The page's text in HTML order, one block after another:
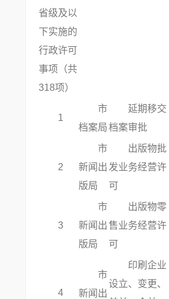
省级及以
下实施的
行政许可
事项（共
318项）
1
市
档案局
延期移交
档案审批
2
市
新闻出
版局
出版物批
发业务经营许
可
3
市
新闻出
版局
出版物零
售业务经营许
可
4
市
新闻出
印刷企业
设立、变更、